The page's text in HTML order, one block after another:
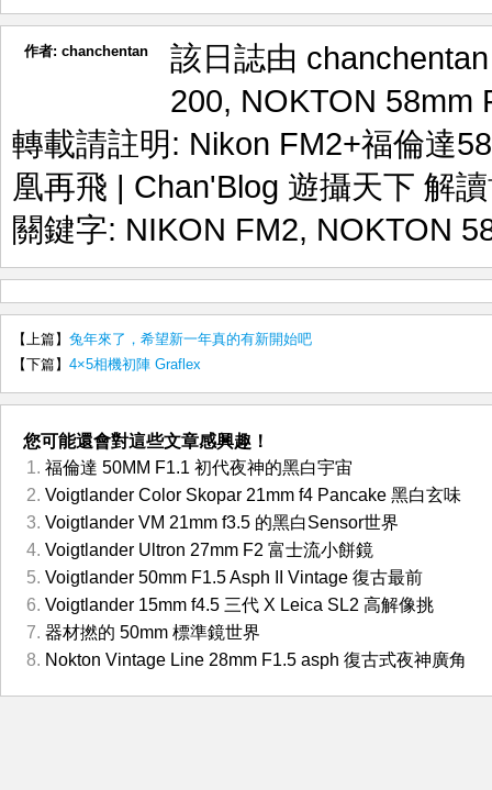
作者: chanchentan
該日誌由
200, NOKTON 58mm
轉載請註明: Nikon FM2+福倫達
凰再飛 | Chan'Blog 遊攝天下 解
關鍵字: NIKON FM2, NOKTON
【上篇】 兔年來了，希望新一年真的有新開始吧
【下篇】 4×5相機初陣 Graflex
您可能還會對這些文章感興趣！
福倫達 50MM F1.1 初代夜神的黑白宇宙
Voigtlander Color Skopar 21mm f4 Pancake 黑白玄味
Voigtlander VM 21mm f3.5 的黑白Sensor世界
Voigtlander Ultron 27mm F2 富士流小餅鏡
Voigtlander 50mm F1.5 Asph II Vintage 復古最前
Voigtlander 15mm f4.5 三代 X Leica SL2 高解像挑
器材撚的 50mm 標準鏡世界
Nokton Vintage Line 28mm F1.5 asph 復古式夜神廣角